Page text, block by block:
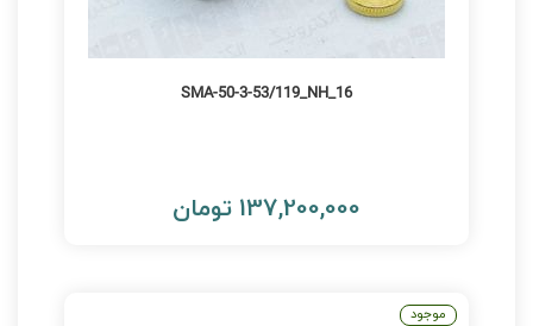
16_SMA-50-3-53/119_NH
137,200,000 تومان
موجود